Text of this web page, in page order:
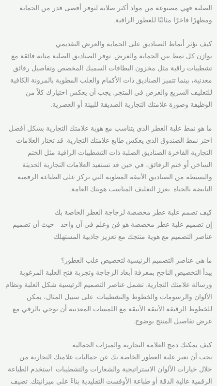
الصلبة فهي مصنوعة من مواد أكثر صلابة لتوفر أقصى قدر من الحماية
ومظهرًا فاخرًا مثاليًا للعطور الراقية.
كيف تؤثر أنماط الصناديق على الحماية والعرض التقديمي
يوازن كل نمط بين الحماية والعرض. توفر الصناديق الصلبة متانة فائقة مع
تشطيبات راقية مثل مخزون البطاقات السميك المخصص وتفاصيل رقائق
معدنية، بينما تتميز الصناديق ذات الأكمام والعلب المطوية بالمرونة الكافية
للتغليف السريع والعرض في المتجر. يجب أن يعكس اختيارك كلاً من
الوظيفة وصورة علامتك التجارية الصديقة للبيئة أو العصرية.
ما هو نمط علبة العطر الذي يتناسب مع هوية علامتك التجارية بشكل أفضل
اختر نمط الصندوق الذي يعكس طابع علامتك التجارية. قد تختار العلامات
التجارية الفاخرة الصناديق الصلبة ذات التشطيبات الراقية مثل الختم
الساخن أو ختم الرقائق، في حين قد تستفيد العلامات التجارية الحديثة
والبسيطة من الصناديق الأنيقة المطوية التي تركز على الطباعة الرقمية
النابضة بالحياة. يعزز التغليف المناسب هويتك العامة.
كيف تصمم علبة عطر مخصصة لزجاجة العطر الخاصة بك
إن تصميم علبة عطر مخصصة هو فن وعلم في آن واحد - حيث أن تصميم
عناصر التصميم مع هوية منتجك مع تعزيز جاذبية المستهلك.
ما هي عناصر التصميم الرئيسية لتخصيص علب العطور؟
يبدأ التخصيص الناجح بمعرفة أبعاد الزجاجة وتجربة فتح العلبة المرغوبة
ورسالة علامتك التجارية. تشمل عناصر التصميم الرئيسية شكل العلبة ونظام
الألوان والرسومات والخطوط والتشطيبات. على سبيل المثال، يمكن
للخطوط الرقيقة الأنيقة الأنيقة مع اللمسات المعدنية أن توحي بالرقي مع
عرض تفاصيل المنتج بوضوح.
كيف يمكنك دمج العلامة التجارية والميزات الجمالية
يجب أن تعبر علبة العطور الخاصة بك عن جماليات علامتك التجارية من
خلال خيارات الألوان الاستراتيجية والشعارات والتشطيبات. استخدم الطباعة
الرقمية عالية الدقة أو طباعة الأوفست التقليدية بناءً على ميزانيتك. تضيف